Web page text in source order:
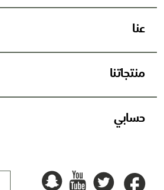
:
عنا
منتجاتنا
حسابي
لغة